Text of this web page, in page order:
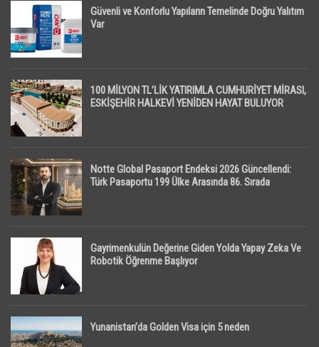
Güvenli ve Konforlu Yapıların Temelinde Doğru Yalıtım
Var
100 MİLYON TL’LİK YATIRIMLA CUMHURİYET MİRASI,
ESKİŞEHİR HALKEVİ YENİDEN HAYAT BULUYOR
Notte Global Pasaport Endeksi 2026 Güncellendi:
Türk Pasaportu 199 Ülke Arasında 86. Sırada
Gayrimenkulün Değerine Giden Yolda Yapay Zeka Ve
Robotik Öğrenme Başlıyor
Yunanistan’da Golden Visa için 5 neden